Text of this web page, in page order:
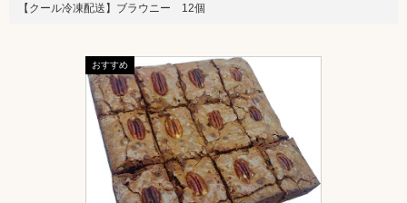
【クール冷凍配送】ブラウニー 12個